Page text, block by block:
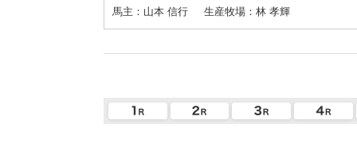
馬主：山本 信行
生産牧場：林 孝輝